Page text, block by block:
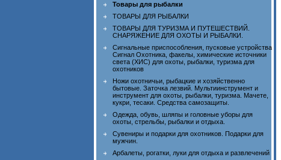
Товары для рыбалки
ТОВАРЫ ДЛЯ РЫБАЛКИ
ТОВАРЫ ДЛЯ ТУРИЗМА И ПУТЕШЕСТВИЙ.
СНАРЯЖЕНИЕ ДЛЯ ОХОТЫ И РЫБАЛКИ.
Сигнальные приспособления, пусковые устройства
Сигнал Охотника, факелы, химические источники
света (ХИС) для охоты, рыбалки, туризма для
охотников
Ножи охотничьи, рыбацкие и хозяйственно
бытовые. Заточка лезвий. Мультиинструмент и
инструмент для охоты, рыбалки, туризма. Мачете,
кукри, тесаки. Средства самозащиты.
Одежда, обувь, шляпы и головные уборы для
охоты, стрельбы, рыбалки и отдыха.
Сувениры и подарки для охотников. Подарки для
мужчин.
Арбалеты, рогатки, луки для отдыха и развлечений